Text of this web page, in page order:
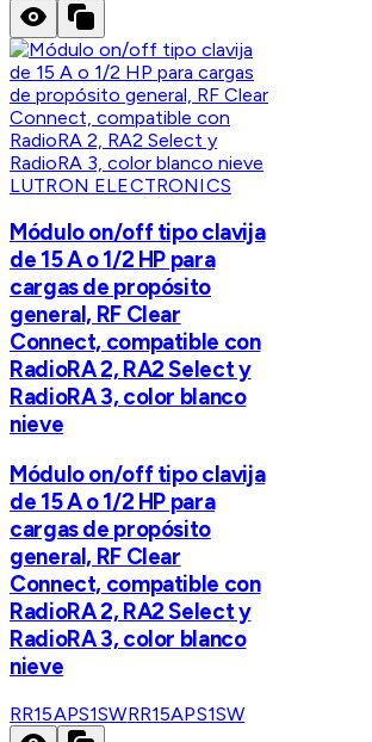
LUTRON ELECTRONICS
Módulo on/off tipo clavija
de 15 A o 1/2 HP para
cargas de propósito
general, RF Clear
Connect, compatible con
RadioRA 2, RA2 Select y
RadioRA 3, color blanco
nieve
Módulo on/off tipo clavija
de 15 A o 1/2 HP para
cargas de propósito
general, RF Clear
Connect, compatible con
RadioRA 2, RA2 Select y
RadioRA 3, color blanco
nieve
RR15APS1SWRR15APS1SW